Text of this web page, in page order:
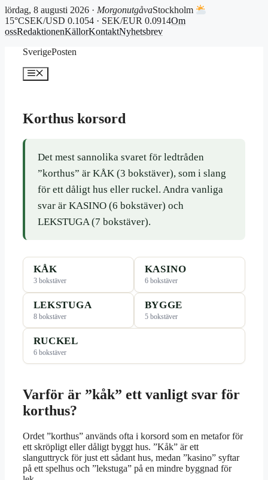
lördag, 8 augusti 2026 · MorgonutgåvaStockholm
15°CSEK/USD 0.1054 · SEK/EUR 0.0914Om
ossRedaktionenKällorKontaktNyhetsbrev
SverigePosten
Meny
Korthus korsord
Det mest sannolika svaret för ledtråden
”korthus” är KÅK (3 bokstäver), som i slang
för ett dåligt hus eller ruckel. Andra vanliga
svar är KASINO (6 bokstäver) och
LEKSTUGA (7 bokstäver).
KÅK
3 bokstäver
KASINO
6 bokstäver
LEKSTUGA
8 bokstäver
BYGGE
5 bokstäver
RUCKEL
6 bokstäver
Varför är ”kåk” ett vanligt svar för
korthus?
Ordet ”korthus” används ofta i korsord som en metafor för
ett skröpligt eller dåligt byggt hus. ”Kåk” är ett
slanguttryck för just ett sådant hus, medan ”kasino” syftar
på ett spelhus och ”lekstuga” på en mindre byggnad för